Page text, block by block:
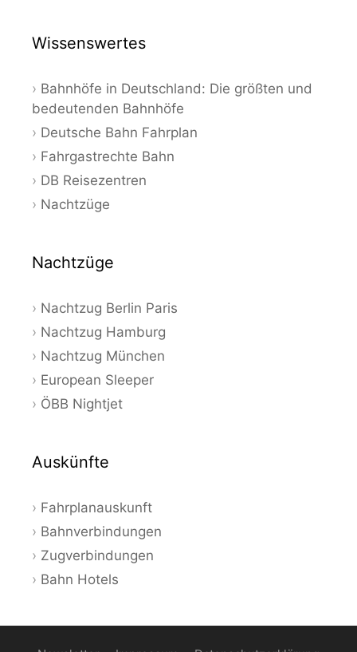
Wissenswertes
Bahnhöfe in Deutschland: Die größten und
bedeutenden Bahnhöfe
Deutsche Bahn Fahrplan
Fahrgastrechte Bahn
DB Reisezentren
Nachtzüge
Nachtzüge
Nachtzug Berlin Paris
Nachtzug Hamburg
Nachtzug München
European Sleeper
ÖBB Nightjet
Auskünfte
Fahrplanauskunft
Bahnverbindungen
Zugverbindungen
Bahn Hotels